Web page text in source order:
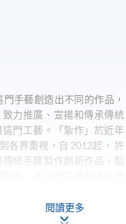
手藝創造出不同的作品，
力推廣、宣揚和傳承傳統
門工藝。「紮作」於近年
各界重視，自 2012起， 許
統手藝製作創新作品，製
年起，許師傅應邀擔任
閱讀更多